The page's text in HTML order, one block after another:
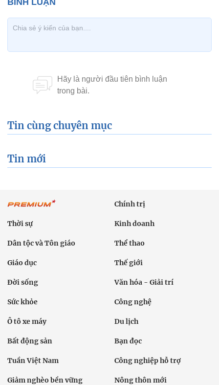
Tin cùng chuyên mục
Tin mới
Chính trị
Thời sự Kinh doanh
Dân tộc và Tôn giáo Thể thao
Giáo dục Thế giới
Đời sống Văn hóa - Giải trí
Sức khỏe Công nghệ
Ô tô xe máy Du lịch
Bất động sản Bạn đọc
Tuần Việt Nam Công nghiệp hỗ trợ
Giảm nghèo bền vững Nông thôn mới